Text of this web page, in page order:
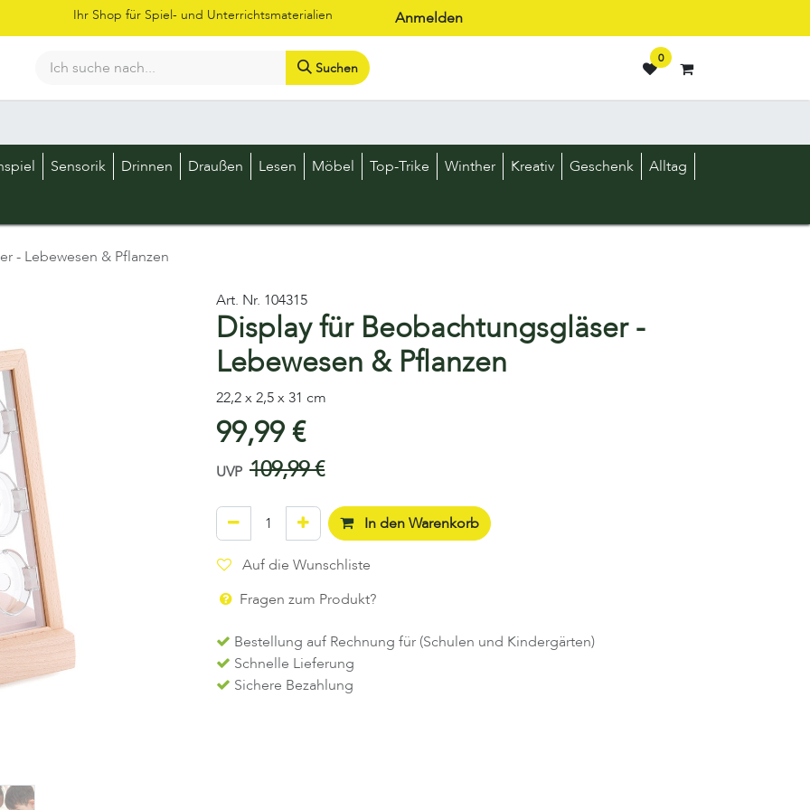
Ihr Shop für Spiel- und Unterrichtsmaterialien Anmelden
Suchen
0
Sensorik Drinnen Draußen Lesen Möbel Top-Trike Winther Kreativ Geschenk
Alltag
- Lebewesen & Pflanzen
Art. Nr. 104315
Display für Beobachtungsgläser -
Lebewesen & Pflanzen
22,2 x 2,5 x 31 cm
99,99€
UVP 109,99€
In den Warenkorb
Auf die Wunschliste
Fragen zum Produkt?
Bestellung auf Rechnung für (Schulen und Kindergärten)
Schnelle Lieferung
Sichere Bezahlung